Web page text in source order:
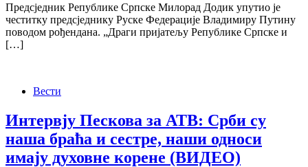
Предсједник Републике Српске Милорад Додик упутио је
честитку предсједнику Руске Федерације Владимиру Путину
поводом рођендана. „Драги пријатељу Републике Српске и
[…]
Вести
Интервју Пескова за АТВ: Срби су
наша браћа и сестре, наши односи
имају духовне корене (ВИДЕО)